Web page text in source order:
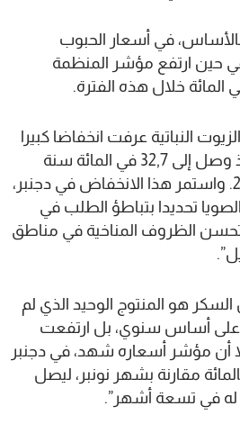
في أسعار الحبوب
حين ارتفع مؤشر المنظمة
النباتية عرفت انخفاضا كبيرا
على مستوى الأسعار، إذ وصل إلى 32,7 في المائة سنة
2023 مقارنة بالعام 2022. واستمر هذا الانخفاض في دجنبر،
تحديدا بتباطؤ الطلب في
الظروف المناخية في مناطق
هو المنتوج الوحيد الذي لم
على أساس سنوي، بل ارتفعت
إلا أن مؤشر أسعاره شهد، في دجنبر
انخفاضا بـ 16,6بالمائة مقارنة بشهر نونبر، ليصل
له في تسعة أشهر”.